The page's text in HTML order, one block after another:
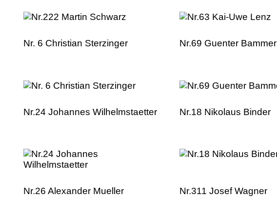
Nr. 6 Christian Sterzinger Nr.69 Guenter Bammer
Nr.24 Johannes Wilhelmstaetter Nr.18 Nikolaus Binder
Nr.26 Alexander Mueller Nr.311 Josef Wagner